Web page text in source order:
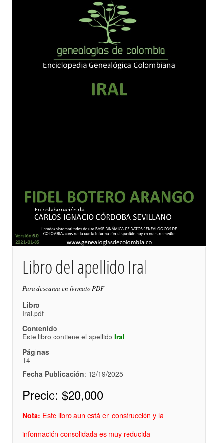
Libro del apellido Iral
Para descarga en formato PDF
Libro
Iral.pdf
Contenido
Este libro contiene el apellido Iral
Páginas
14
Fecha Publicación: 12/19/2025
Precio: $20,000
Nota: Este libro aun está en construcción y la
información consolidada es muy reducida